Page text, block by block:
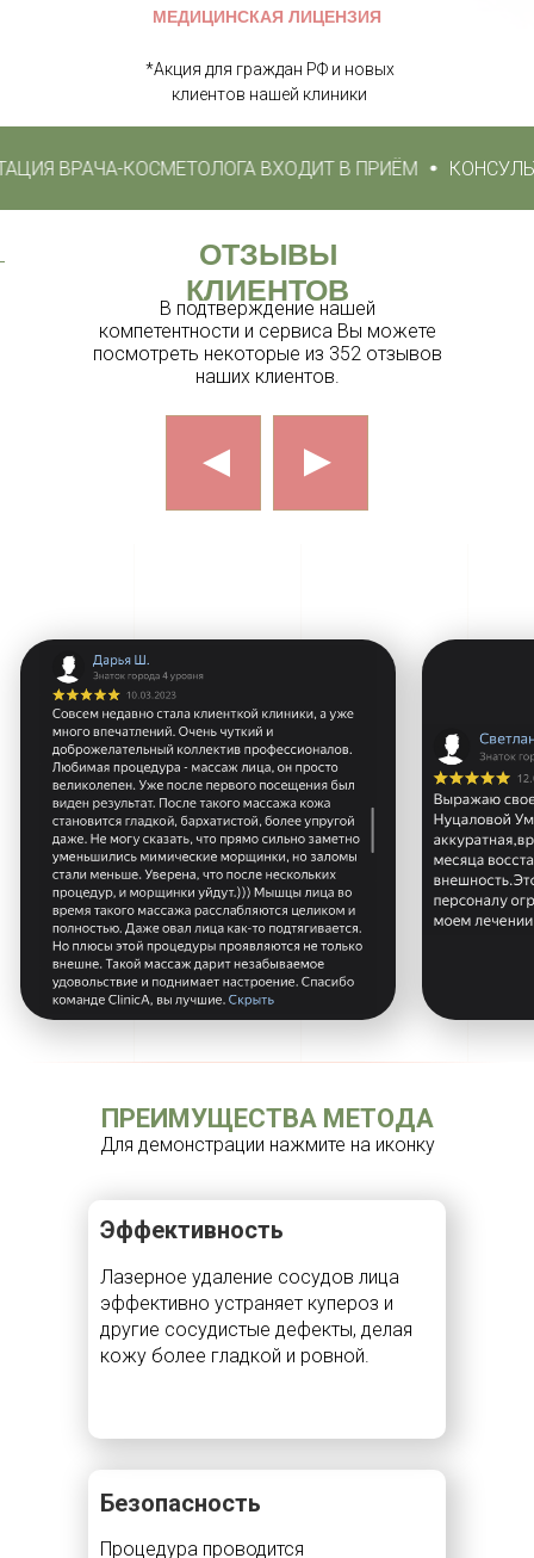
*Акция для граждан РФ и новых
клиентов нашей клиники
МЕДИЦИНСКАЯ ЛИЦЕНЗИЯ
ВРАЧА-КОСМЕТОЛОГА ВХОДИТ В ПРИЁМ
▲
▲
ОТЗЫВЫ
КЛИЕНТОВ
В подтверждение нашей
компетентности и сервиса Вы можете
посмотреть некоторые из 352 отзывов
наших клиентов.
ПРЕИМУЩЕСТВА МЕТОДА
Безопасность
Эффективность
Для демонстрации нажмите на иконку
Процедура проводится
Лазерное удаление сосудов лица
эффективно устраняет купероз и
другие сосудистые дефекты, делая
кожу более гладкой и ровной.